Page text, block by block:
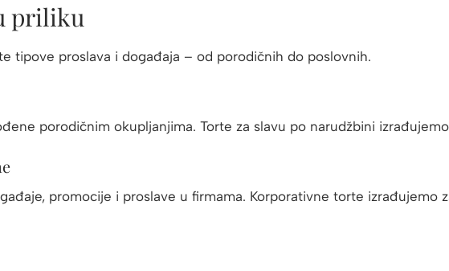
priliku
tipove proslava i događaja – od porodičnih do poslovnih.
porodičnim okupljanjima. Torte za slavu po narudžbini
promocije i proslave u firmama. Korporativne torte izrađujemo